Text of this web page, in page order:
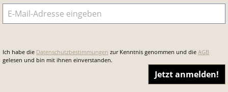
E-Mail-Adresse
Ich habe die Datenschutzbestimmungen zur Kenntnis genommen und die AGB
gelesen und bin mit ihnen einverstanden.
Jetzt anmelden!